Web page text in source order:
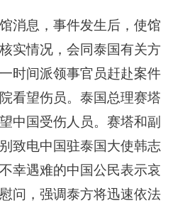
消息，事件发生后，使馆
核实情况，会同泰国有关方
时间派领事官员赶赴案件
看望伤员。泰国总理赛塔
中国受伤人员。赛塔和副
致电中国驻泰国大使韩志
幸遇难的中国公民表示哀
问，强调泰方将迅速依法